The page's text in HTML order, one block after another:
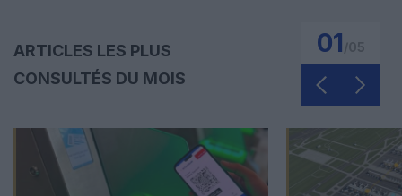
ARTICLES LES PLUS
CONSULTÉS DU MOIS
01